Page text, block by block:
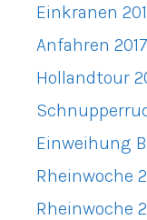
Einkranen
Anfahren 2017
Hollandtour
Einweihung
Rheinwoche
Rheinwoche